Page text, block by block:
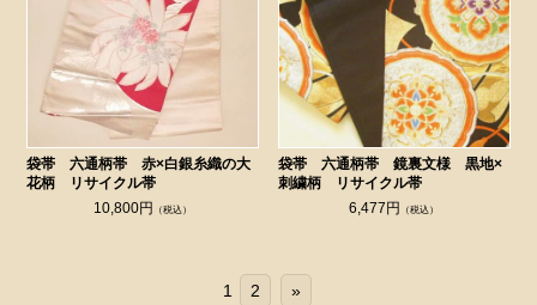
袋帯 六通柄帯 赤×白銀糸織の大
花柄 リサイクル帯
10,800円
（税込）
袋帯 六通柄帯 鏡裏文様 黒地×
刺繍柄 リサイクル帯
6,477円
（税込）
1 2 »